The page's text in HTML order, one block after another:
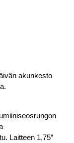
akunkesto
Laitteen 1,75”